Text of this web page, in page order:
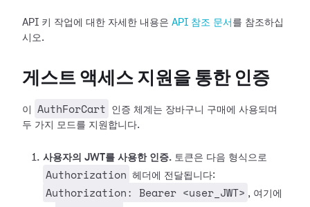
API 키 작업에 대한 자세한 내용은 API 참조 문서 를 참조하십
시오.
게스트 액세스 지원을 통한 인증
이 AuthForCart
인증 체계는 장바구니 구매에 사용되며
두 가지 모드를 지원합니다.
사용자의 JWT를 사용한 인증. 토큰은 다음 형식으로
Authorization 헤더에 전달됩니다:
Authorization: Bearer <user_JWT> , 여기에